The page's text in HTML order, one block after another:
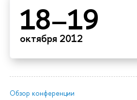
18–19
октября 2012
Обзор конференции